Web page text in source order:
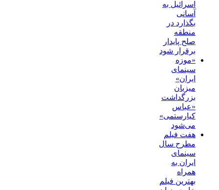
اسرائیل به
آسانی
بگذارد در
منطقه
صلح پایدار
برقرار شود
«موزه
سینمای
ایران»
میزبان
بزرگداشت
«عباس
کیارستمی»
می‌شود
هفت فیلم
مطرح سال
سینمای
ایران به
همراه
بهترین فیلم